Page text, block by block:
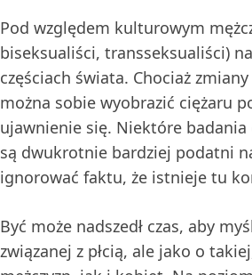
Pod względem kulturowym
biseksualiści, transseksualiści)
częściach świata. Chociaż
można sobie wyobrazić ciężaru
ujawnienie się. Niektóre
są dwukrotnie bardziej podatni
ignorować faktu, że istnieje tu
Być może nadszedł czas, aby
związanej z płcią, ale jako o